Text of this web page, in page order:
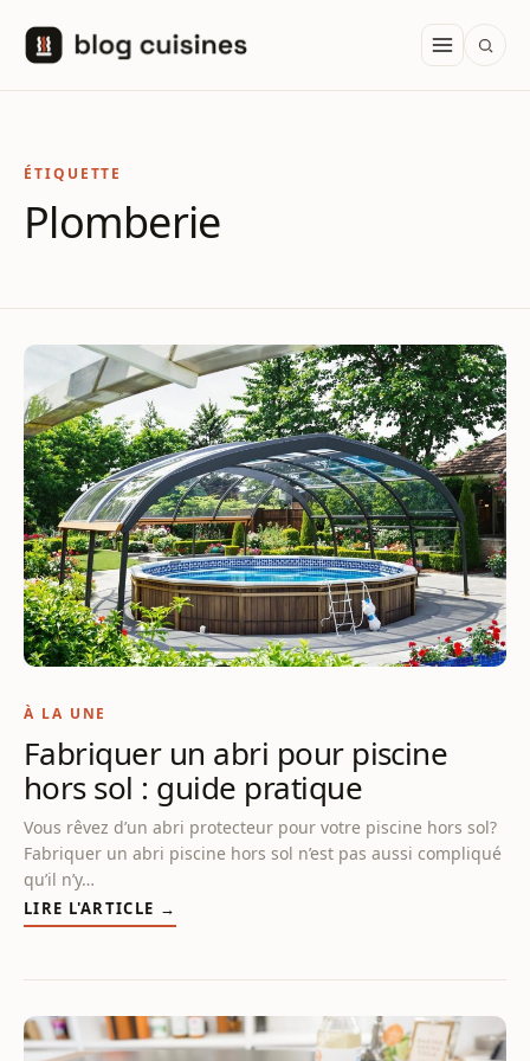
ÉTIQUETTE
Plomberie
À LA UNE
Fabriquer un abri pour piscine
hors sol : guide pratique
Vous rêvez d’un abri protecteur pour votre piscine hors sol?
Fabriquer un abri piscine hors sol n’est pas aussi compliqué
qu’il n’y…
LIRE L'ARTICLE →